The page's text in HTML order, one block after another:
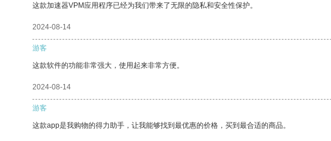
这款加速器VPM应用程序已经为我们带来了无限的隐私和安全性保护。
2024-08-14
游客
这款软件的功能非常强大，使用起来非常方便。
2024-08-14
游客
这款app是我购物的得力助手，让我能够找到最优惠的价格，买到最合适的商品。